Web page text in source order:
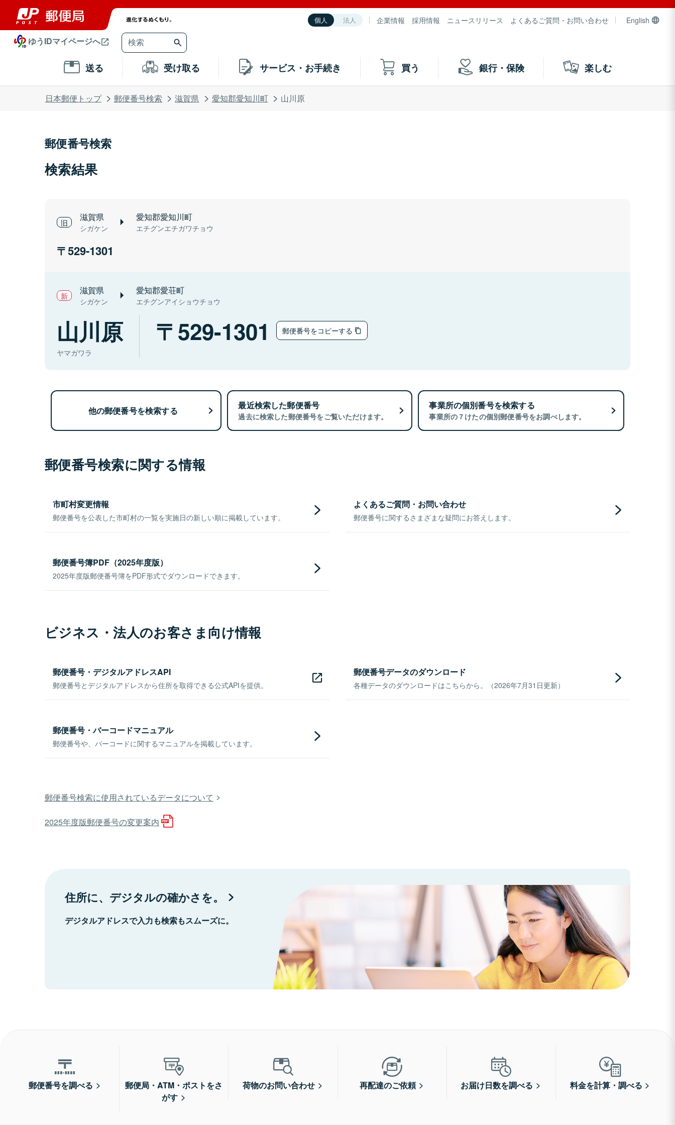
個人 法人 企業情報 採用情報 ニュースリリース よくあるご質問・お問い合わせ English
ゆうIDマイページへ
送る 受け取る サービス・お手続き 買う 銀行・保険 楽しむ
日本郵便トップ 郵便番号検索 滋賀県 愛知郡愛知川町 山川原
郵便番号検索
検索結果
滋賀県
シガケン
愛知郡愛知川町
エチグンエチガワチョウ
529-1301
滋賀県
シガケン
愛知郡愛荘町
エチグンアイショウチョウ
山川原
ヤマガワラ
529-1301 郵便番号をコピーする
他の郵便番号を検索する 最近検索した郵便番号
過去に検索した郵便番号をご覧いただけます。
事業所の個別番号を検索する
事業所の７けたの個別郵便番号をお調べします。
郵便番号検索に関する情報
市町村変更情報
郵便番号を公表した市町村の一覧を実施日の新しい順に掲載しています。
よくあるご質問・お問い合わせ
郵便番号に関するさまざまな疑問にお答えします。
郵便番号簿PDF（2025年度版）
2025年度版郵便番号簿をPDF形式でダウンロードできます。
ビジネス・法人のお客さま向け情報
郵便番号・デジタルアドレスAPI
郵便番号とデジタルアドレスから住所を取得できる公式APIを提供。
郵便番号データのダウンロード
各種データのダウンロードはこちらから。（2026年7月31日更新）
郵便番号・バーコードマニュアル
郵便番号や、バーコードに関するマニュアルを掲載しています。
郵便番号検索に使用されているデータについて
2025年度版郵便番号の変更案内
住所に、デジタルの確かさを。
デジタルアドレスで入力も検索もスムーズに。
郵便番号を調べる
郵便局・ATM・ポストをさ
がす
荷物のお問い合わせ 再配達のご依頼 お届け日数を調べる 料金を計算・調べる